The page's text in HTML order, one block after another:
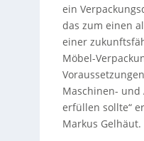
ein
das zum einen
einer
Möbel-
Maschinen- und
erfüllen sollte“
Markus Gelhäut.